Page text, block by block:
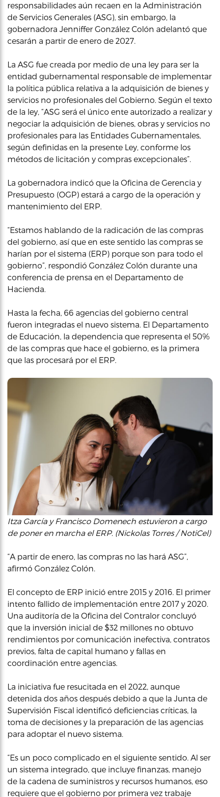
responsabilidades aún recaen en la Administración
de Servicios Generales (ASG), sin embargo, la
gobernadora Jenniffer González Colón adelantó que
cesarán a partir de enero de 2027.
La ASG fue creada por medio de una ley para ser la
entidad gubernamental responsable de implementar
la política pública relativa a la adquisición de bienes y
servicios no profesionales del Gobierno. Según el texto
de la ley, “ASG será el único ente autorizado a realizar y
negociar la adquisición de bienes, obras y servicios no
profesionales para las Entidades Gubernamentales,
según definidas en la presente Ley, conforme los
métodos de licitación y compras excepcionales”.
La gobernadora indicó que la Oficina de Gerencia y
Presupuesto (OGP) estará a cargo de la operación y
mantenimiento del ERP.
“Estamos hablando de la radicación de las compras
del gobierno, así que en este sentido las compras se
harían por el sistema (ERP) porque son para todo el
gobierno”, respondió González Colón durante una
conferencia de prensa en el Departamento de
Hacienda.
Hasta la fecha, 66 agencias del gobierno central
fueron integradas el nuevo sistema. El Departamento
de Educación, la dependencia que representa el 50%
de las compras que hace el gobierno, es la primera
que las procesará por el ERP.
Itza García y Francisco Domenech estuvieron a cargo
de poner en marcha el ERP. (Nickolas Torres / NotiCel)
“A partir de enero, las compras no las hará ASG”,
afirmó González Colón.
El concepto de ERP inició entre 2015 y 2016. El primer
intento fallido de implementación entre 2017 y 2020.
Una auditoría de la Oficina del Contralor concluyó
que la inversión inicial de $32 millones no obtuvo
rendimientos por comunicación inefectiva, contratos
previos, falta de capital humano y fallas en
coordinación entre agencias.
La iniciativa fue resucitada en el 2022, aunque
detenida dos años después debido a que la Junta de
Supervisión Fiscal identificó deficiencias críticas, la
toma de decisiones y la preparación de las agencias
para adoptar el nuevo sistema.
“Es un poco complicado en el siguiente sentido. Al ser
un sistema integrado, que incluye finanzas, manejo
de la cadena de suministros y recursos humanos, eso
requiere que el gobierno por primera vez trabaje